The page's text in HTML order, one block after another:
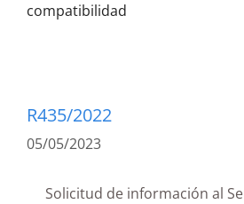
compatibilidad
R435/2022
05/05/2023
Solicitud de información al